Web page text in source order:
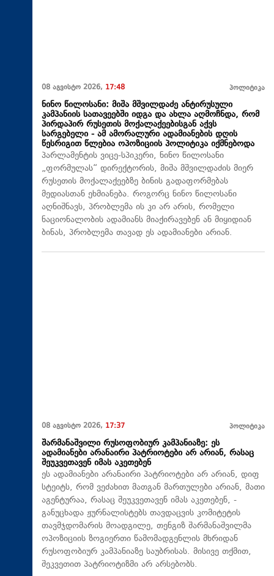
08 აგვისტო 2026, 17:48 პოლიტიკა
ნინო წილოსანი: მიშა მშვილდაძე ანტირუსული
კამპანიის სათავეებში იდგა და ახლა აღმოჩნდა, რომ
პირდაპირ რუსეთის მოქალაქეებისგან აქვს
სარგებელი - ამ ამორალური ადამიანების დღის
წესრიგით წლებია ოპოზიციის პოლიტიკა იქმნებოდა
პარლამენტის ვიცე-სპიკერი, ნინო წილოსანი
„ფორმულას“ დირექტორის, მიშა მშვილდაძის მიერ
რუსეთის მოქალაქეებზე ბინის გადაფორმებას
მედიასთან ეხმიანება. როგორც ნინო წილოსანი
აღნიშნავს, პრობლემა ის კი არ არის, რომელი
ნაციონალობის ადამიანს მიაქირავებენ ან მიყიდიან
ბინას, პრობლემა თავად ეს ადამიანები არიან.
08 აგვისტო 2026, 17:37 პოლიტიკა
შარმანაშვილი რუსოფობიურ კამპანიაზე: ეს
ადამიანები არანაირი პატრიოტები არ არიან, რასაც
შეუკვეთავენ იმას აკეთებენ
ეს ადამიანები არანაირი პატრიოტები არ არიან, დიფ
სტეიტს, რომ ვეძახით მათგან მართულები არიან, მათი
აგენტურაა, რასაც შეუკვეთავენ იმას აკეთებენ, -
განუცხადა ჟურნალისტებს თავდაცვის კომიტეტის
თავმჯდომარის მოადგილე, თენგიზ შარმანაშვილმა
ოპოზიციის ზოგიერთი წამომადგენლის მხრიდან
რუსოფობიურ კამპანიაზე საუბრისას. მისივე თქმით,
შეკვეთით პატრიოტიზმი არ არსებობს.